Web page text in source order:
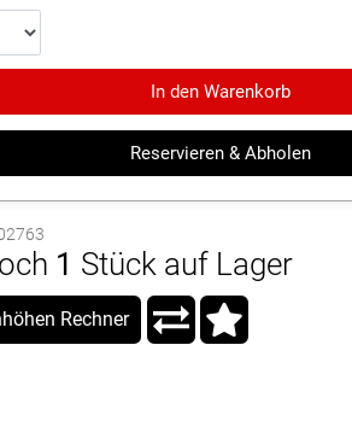
In den Warenkorb
Reservieren & Abholen
1 Stück auf Lager
Rechner